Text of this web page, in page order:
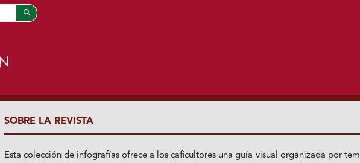
SOBRE LA REVISTA
Esta colección de infografías ofrece a los caficultores una guía visual organizada por